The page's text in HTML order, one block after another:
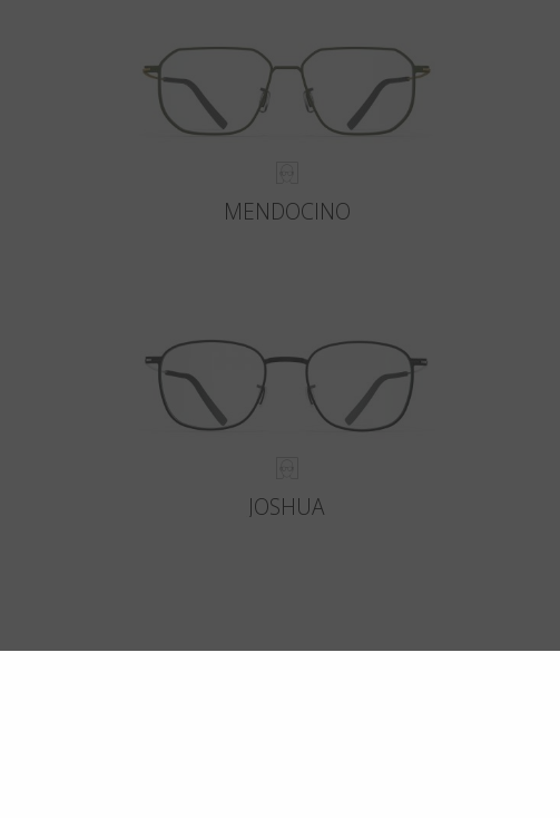
MENDOCINO
JOSHUA